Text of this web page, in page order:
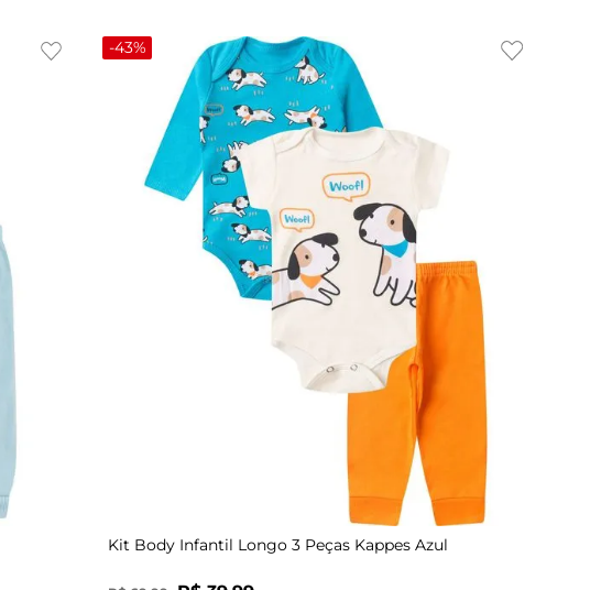
-43%
RN
Kit Body Infantil Longo 3 Peças Kappes Azul